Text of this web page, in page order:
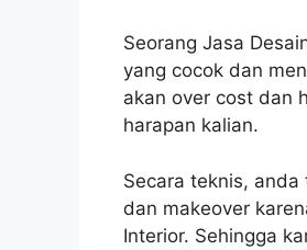
Seorang Jasa
yang cocok dan
akan over cost dan
harapan kalian.
Secara teknis,
dan makeover
Interior. Sehingga